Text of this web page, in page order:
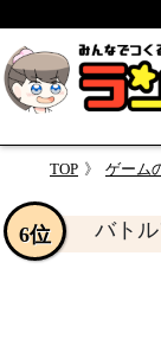
TOP ゲーム
バト
6位